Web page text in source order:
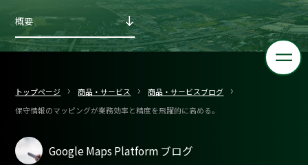
トップページ 商品・サービス
商品・サービスブログ
保守情報のマッピングが業務効率と精度を飛躍的に高める。
Google Maps Platform ブログ
概要